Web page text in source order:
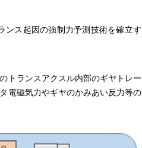
ンス起因の強制力予測技術を確立す
トランスアクスル内部のギヤトレー
電磁気力やギヤのかみあい反力等の